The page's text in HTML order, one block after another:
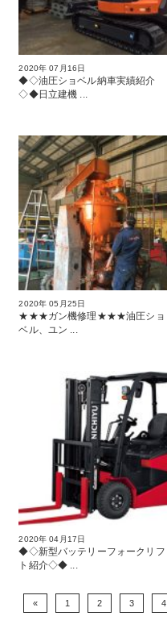
2020年 07月16日
◆◇油圧ショベル納車実績紹介
◇◆日立建機 ...
2020年 05月25日
★★★ガン機修理★★★油圧ショ
ベル、ユン ...
2020年 04月17日
◆◇新型バッテリーフォークリフ
ト紹介◇◆ ...
« 1 2 3 4